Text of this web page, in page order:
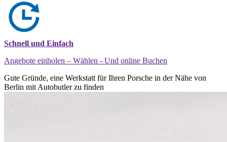
Schnell und Einfach
Angebote einholen – Wählen - Und online Buchen
Gute Gründe, eine Werkstatt für Ihren Porsche in der Nähe von
Berlin mit Autobutler zu finden